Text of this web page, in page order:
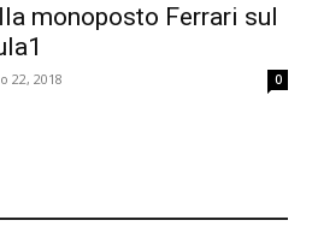
monoposto Ferrari sul
22, 2018 0